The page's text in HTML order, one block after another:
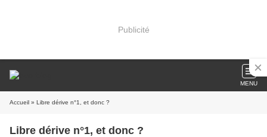
Publicité
MENU
Accueil » Libre dérive n°1, et donc ?
Libre dérive n°1, et donc ?